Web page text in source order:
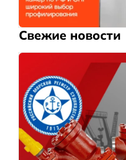
Свежие новости